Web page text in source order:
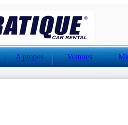
A propos Voitures